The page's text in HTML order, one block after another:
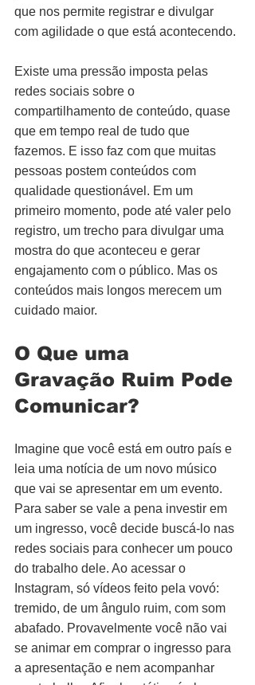
que nos permite registrar e divulgar
com agilidade o que está acontecendo.
Existe uma pressão imposta pelas
redes sociais sobre o
compartilhamento de conteúdo, quase
que em tempo real de tudo que
fazemos. E isso faz com que muitas
pessoas postem conteúdos com
qualidade questionável. Em um
primeiro momento, pode até valer pelo
registro, um trecho para divulgar uma
mostra do que aconteceu e gerar
engajamento com o público. Mas os
conteúdos mais longos merecem um
cuidado maior.
O Que uma
Gravação Ruim Pode
Comunicar?
Imagine que você está em outro país e
leia uma notícia de um novo músico
que vai se apresentar em um evento.
Para saber se vale a pena investir em
um ingresso, você decide buscá-lo nas
redes sociais para conhecer um pouco
do trabalho dele. Ao acessar o
Instagram, só vídeos feito pela vovó:
tremido, de um ângulo ruim, com som
abafado. Provavelmente você não vai
se animar em comprar o ingresso para
a apresentação e nem acompanhar